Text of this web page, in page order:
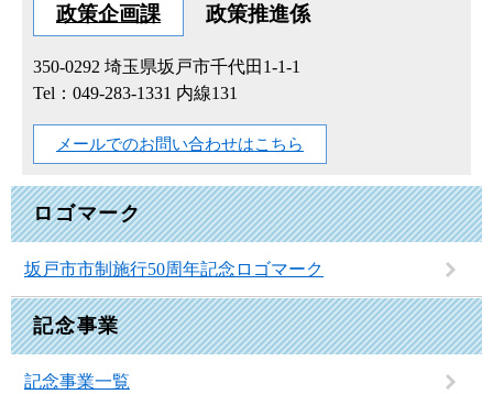
政策企画課 政策推進係
350-0292 埼玉県坂戸市千代田1-1-1
Tel：049-283-1331 内線131
メールでのお問い合わせはこちら
ロゴマーク
坂戸市市制施行50周年記念ロゴマーク
記念事業
記念事業一覧